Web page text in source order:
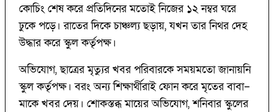
কোচিং শেষ করে প্রতিদিনের মতোই নিজের ১২ নম্বর ঘরে
ঢুকে পড়ে। রাতের দিকে চাঞ্চল্য ছড়ায়, যখন তার নিথর দেহ
উদ্ধার করে স্কুল কর্তৃপক্ষ।
অভিযোগ, ছাত্রের মৃত্যুর খবর পরিবারকে সময়মতো জানায়নি
স্কুল কর্তৃপক্ষ। বরং অন্য শিক্ষার্থীরাই ফোন করে মৃতের বাবা–
মাকে খবর দেয়। শোকস্তব্ধ মায়ের অভিযোগ, শনিবার স্কুলের